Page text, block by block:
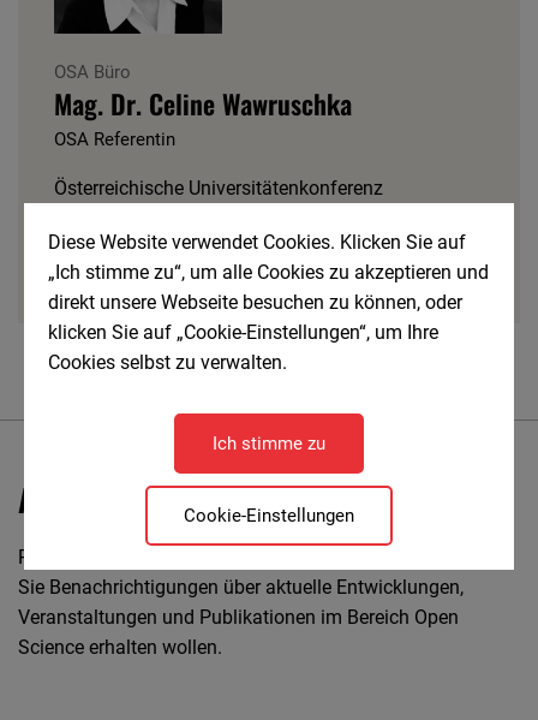
OSA Büro
Mag. Dr. Celine Wawruschka
OSA Referentin
Österreichische Universitätenkonferenz
celine.wawruschka@uniko.ac.at
Anmeldung für den Community-Blog
Registrieren Sie sich bei unserem Community Blog, wenn
Sie Benachrichtigungen über aktuelle Entwicklungen,
Veranstaltungen und Publikationen im Bereich Open
Science erhalten wollen.
Diese Website verwendet Cookies. Klicken Sie auf
„Ich stimme zu“, um alle Cookies zu akzeptieren und
direkt unsere Webseite besuchen zu können, oder
klicken Sie auf „Cookie-Einstellungen“, um Ihre
Cookies selbst zu verwalten.
Ich stimme zu
Cookie-Einstellungen